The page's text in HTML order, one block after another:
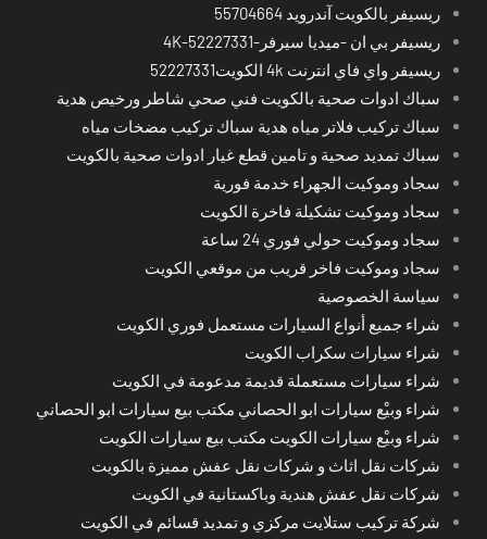
ريسيفر بالكويت آندرويد 55704664
ريسيفر بي ان -ميديا سيرفر-4K-52227331
ريسيفر واي فاي انترنت 4k الكويت52227331
سباك ادوات صحية بالكويت فني صحي شاطر ورخيص هدية
سباك تركيب فلاتر مياه هدية سباك تركيب مضخات مياه
سباك تمديد صحية و تامين قطع غيار ادوات صحية بالكويت
سجاد وموكيت الجهراء خدمة فورية
سجاد وموكيت تشكيلة فاخرة الكويت
سجاد وموكيت حولي فوري 24 ساعة
سجاد وموكيت فاخر قريب من موقعي الكويت
سياسة الخصوصية
شراء جميع أنواع السيارات مستعمل فوري الكويت
شراء سيارات سكراب الكويت
شراء سيارات مستعملة قديمة مدعومة في الكويت
شراء وبيْع سيارات ابو الحصاني مكتب بيع سيارات ابو الحصاني
شراء وبيْع سيارات الكويت مكتب بيع سيارات الكويت
شركات نقل اثاث و شركات نقل عفش مميزة بالكويت
شركات نقل عفش هندية وباكستانية في الكويت
شركة تركيب ستلايت مركزي و تمديد قسائم في الكويت